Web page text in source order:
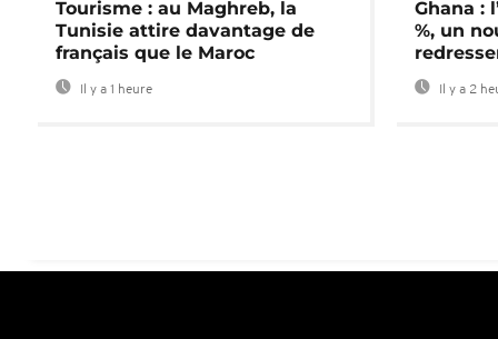
Tourisme : au Maghreb, la
Tunisie attire davantage de
français que le Maroc
Il y a 1 heure
Ghana :
%, un
Il y a 2